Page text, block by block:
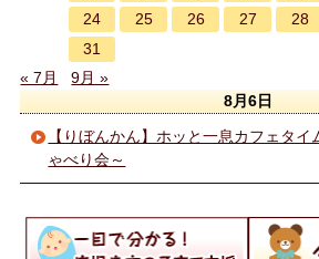
24
25 26 27 28
31
« 7月
9月 »
8月6日
【りぼんかん】ホッと一息カフェタイ
ゃべり会～